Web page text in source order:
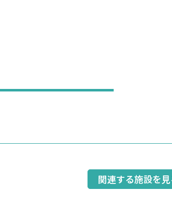
関連する施設を見